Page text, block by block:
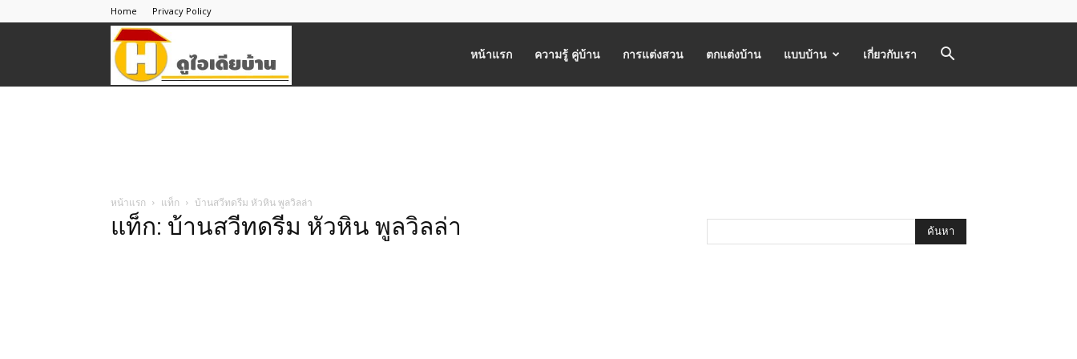
Home Privacy Policy
หน้าแรก ความรู้ คู่บ้าน การแต่งสวน ตกแต่งบ้าน แบบบ้าน เกี่ยวกับเรา
หน้าแรก แท็ก บ้านสวีทดรีม หัวหิน พูลวิลล่า
แท็ก: บ้านสวีทดรีม หัวหิน พูลวิลล่า